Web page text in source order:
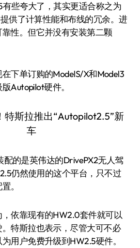
些夸大了，其实更适合称之为
供了计算性能和布线的冗余。进
性。但它并没有安装第二颗
下单订购的ModelS/X和Model3
Autopilot硬件。
配的是英伟达的DrivePX2无人驾
仍然使用的这个平台，只不过
。
依靠现有的HW2.0套件就可以
特斯拉也表示，尽管大可不必
用户免费升级到HW2.5硬件。